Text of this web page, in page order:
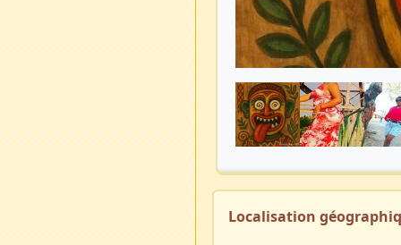
Localisation